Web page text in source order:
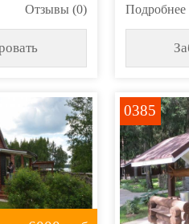
Отзывы (0) Подробнее
0385